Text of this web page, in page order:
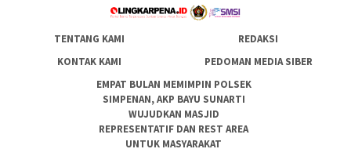
TENTANG KAMI
REDAKSI
KONTAK KAMI
PEDOMAN MEDIA SIBER
EMPAT BULAN MEMIMPIN POLSEK
SIMPENAN, AKP BAYU SUNARTI
WUJUDKAN MASJID
REPRESENTATIF DAN REST AREA
UNTUK MASYARAKAT